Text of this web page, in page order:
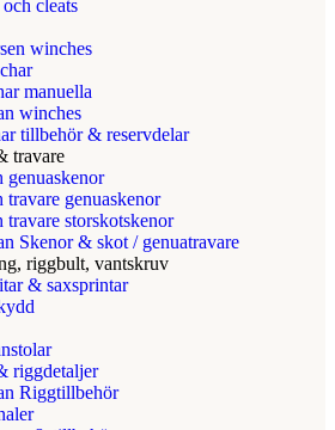
och cleats
winches
manuella
winches
tillbehör & reservdelar
travare
genuaskenor
travare genuaskenor
travare storskotskenor
Skenor & skot / genuatravare
riggbult, vantskruv
& saxsprintar
riggdetaljer
Riggtillbehör